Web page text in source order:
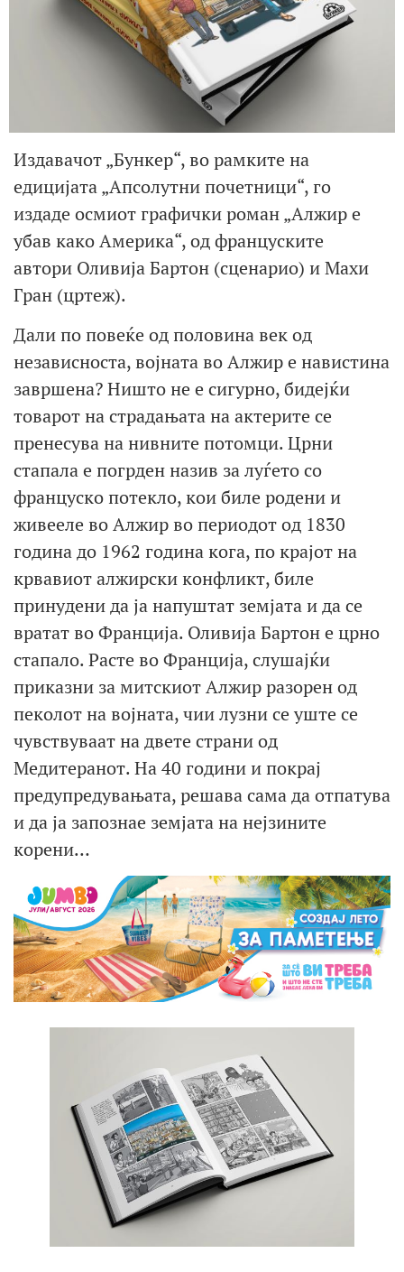
Издавачот „Бункер“, во рамките на
едицијата „Апсолутни почетници“, го
издаде осмиот графички роман „Алжир е
убав како Америка“, од француските
автори Оливија Бартон (сценарио) и Махи
Гран (цртеж).
Дали по повеќе од половина век од
независноста, војната во Алжир е навистина
завршена? Ништо не е сигурно, бидејќи
товарот на страдањата на актерите се
пренесува на нивните потомци. Црни
стапала е погрден назив за луѓето со
француско потекло, кои биле родени и
живееле во Алжир во периодот од 1830
година до 1962 година кога, по крајот на
крвавиот алжирски конфликт, биле
принудени да ја напуштат земјата и да се
вратат во Франција. Оливија Бартон е црно
стапало. Расте во Франција, слушајќи
приказни за митскиот Алжир разорен од
пеколот на војната, чии лузни се уште се
чувствуваат на двете страни од
Медитеранот. На 40 години и покрај
предупредувањата, решава сама да отпатува
и да ја запознае земјата на нејзините
корени…